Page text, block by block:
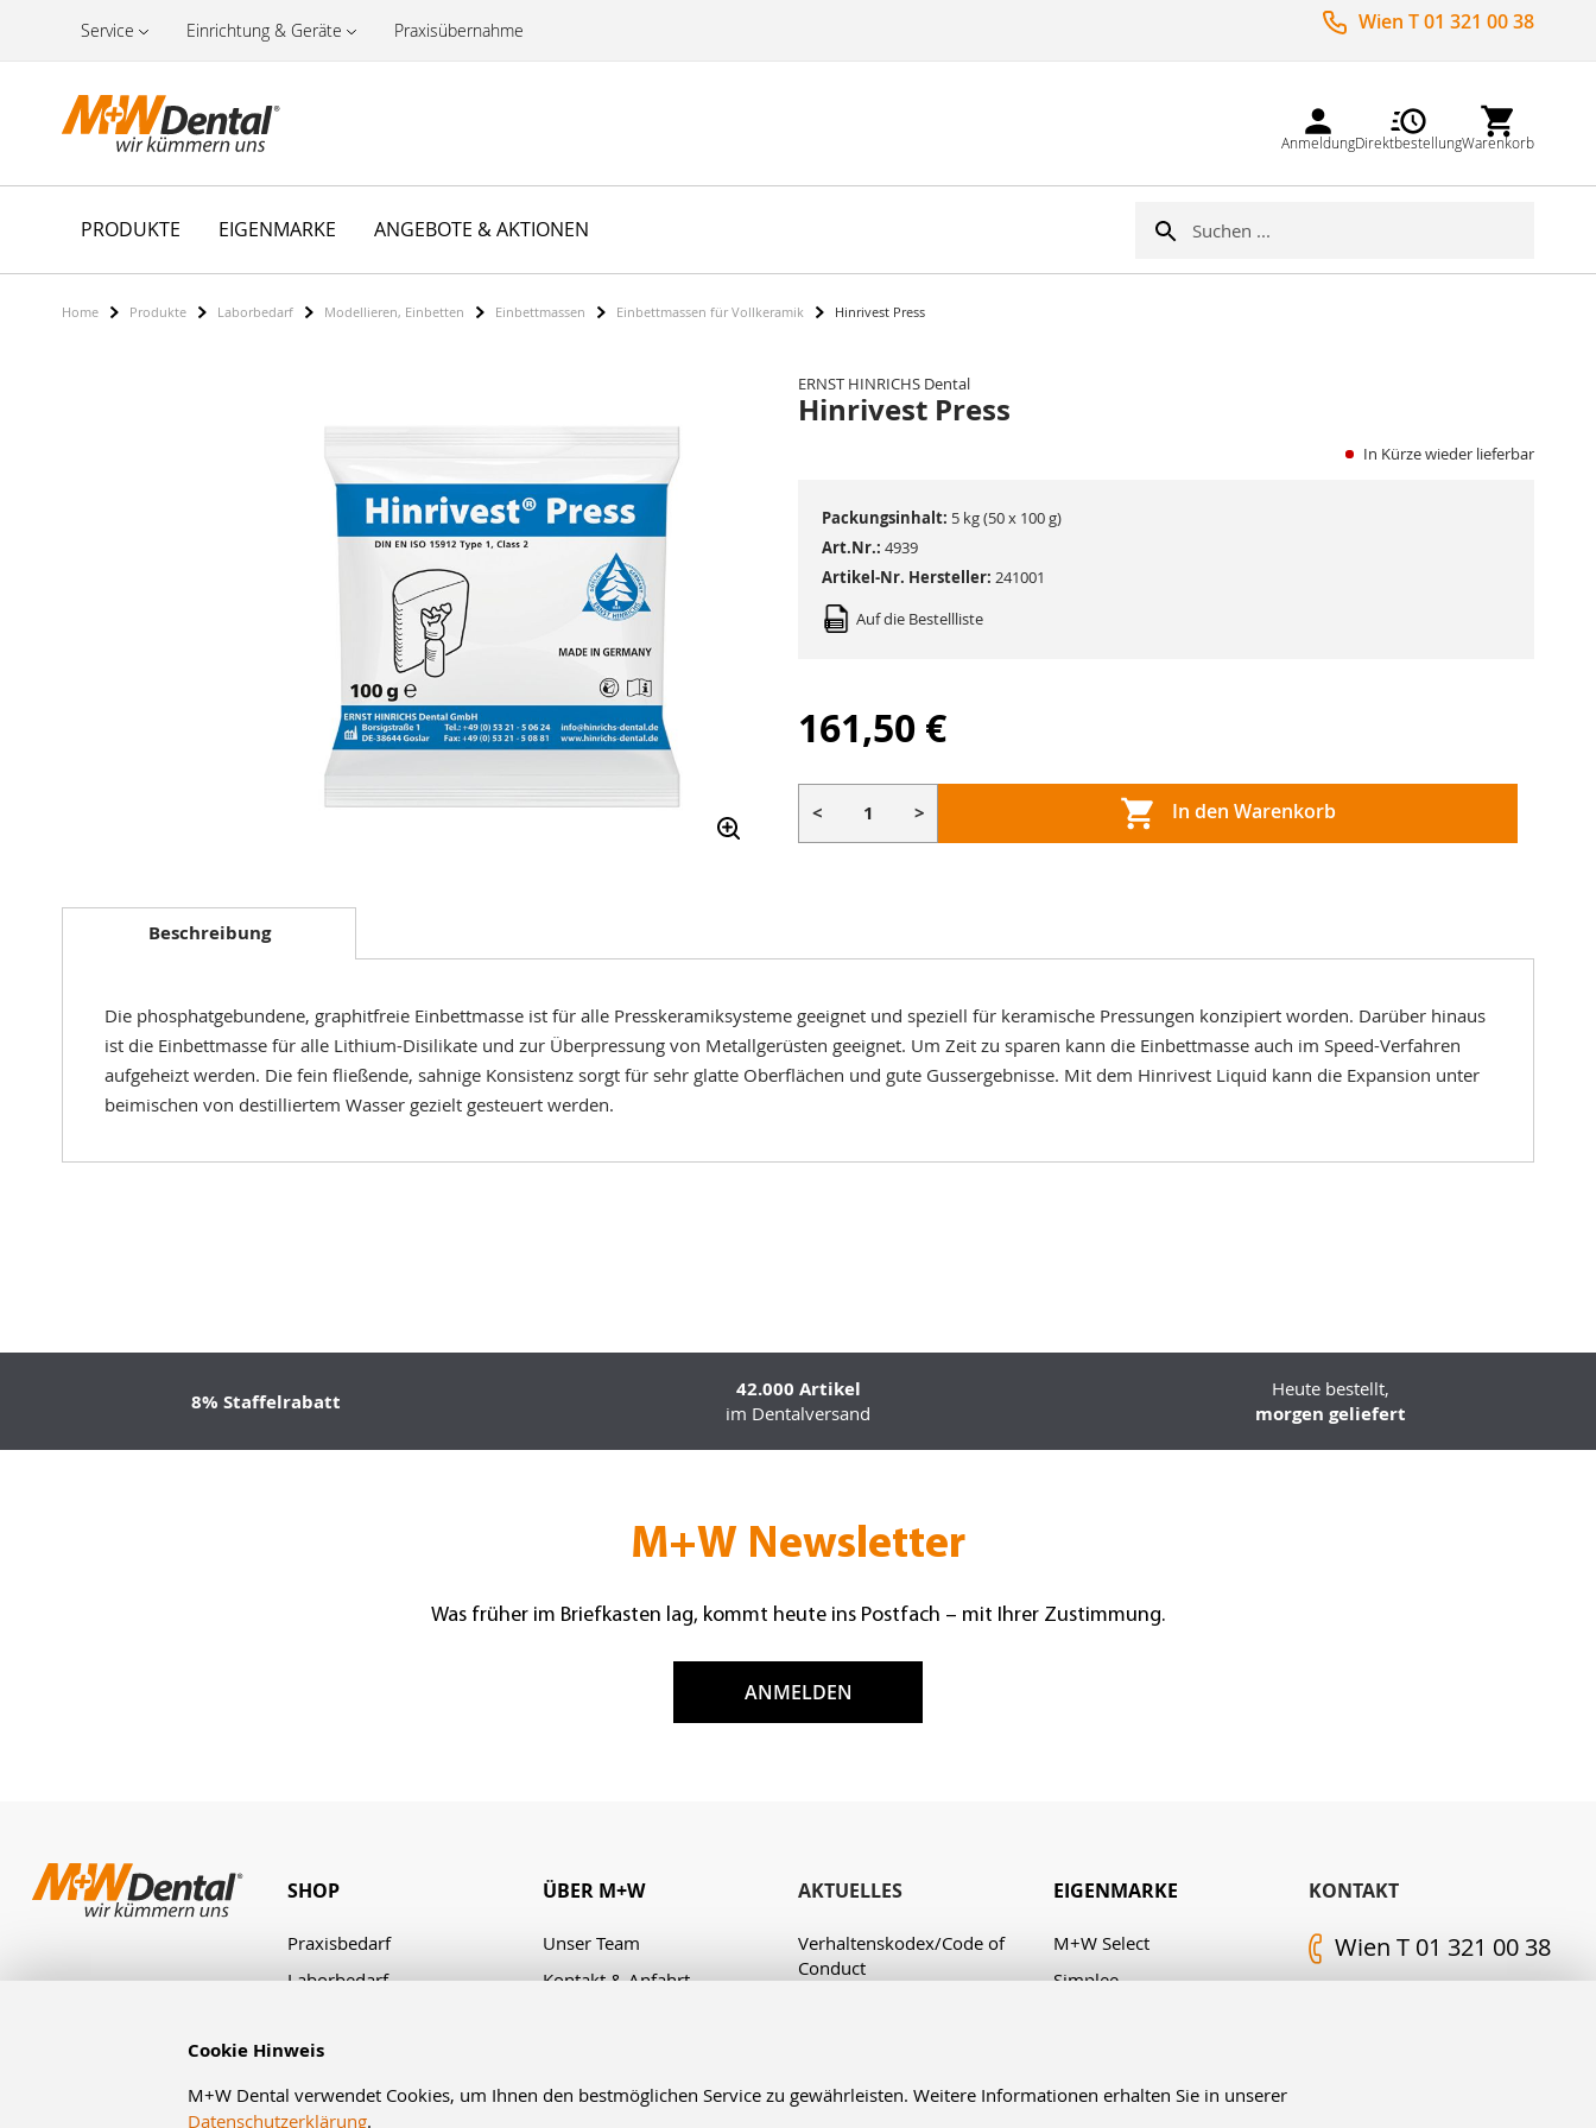
Cookie Hinweis
M+W Dental verwendet Cookies, um Ihnen den bestmöglichen Service zu gewährleisten. Weitere Informationen erhalten Sie in unserer
Datenschutzerklärung.
Service Einrichtung & Geräte Praxisübernahme Wien T 01 321 00 38
AnmeldungDirektbestellungWarenkorb
PRODUKTE EIGENMARKE ANGEBOTE & AKTIONEN Suche
Home Produkte Laborbedarf Modellieren, Einbetten Einbettmassen Einbettmassen für Vollkeramik Hinrivest Press
der
Bildergalerie
ERNST HINRICHS Dental
Hinrivest Press
In Kürze wieder lieferbar
Art.Nr.: 4939
Auf die Bestellliste
Artikel-Nr. Hersteller: 241001
Packungsinhalt: 5 kg (50 x 100 g)
161,50 €
< > In den Warenkorb
Beschreibung
Die phosphatgebundene, graphitfreie Einbettmasse ist für alle Presskeramiksysteme geeignet und speziell für keramische Pressungen konzipiert worden. Darüber hinaus
ist die Einbettmasse für alle Lithium-Disilikate und zur Überpressung von Metallgerüsten geeignet. Um Zeit zu sparen kann die Einbettmasse auch im Speed-Verfahren
aufgeheizt werden. Die fein fließende, sahnige Konsistenz sorgt für sehr glatte Oberflächen und gute Gussergebnisse. Mit dem Hinrivest Liquid kann die Expansion unter
beimischen von destilliertem Wasser gezielt gesteuert werden.
8% Staffelrabatt 42.000 Artikel
im Dentalversand
Heute bestellt,
morgen geliefert
M+W Newsletter
Was früher im Briefkasten lag, kommt heute ins Postfach – mit Ihrer Zustimmung.
ANMELDEN
KONTAKT
Wien T 01 321 00 38
SHOP
Praxisbedarf
Laborbedarf
ÜBER M+W
Unser Team
Kontakt & Anfahrt
AKTUELLES
Verhaltenskodex/Code of
Conduct
EIGENMARKE
M+W Select
Simplee